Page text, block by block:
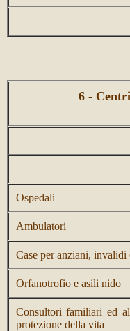
6 -
Ospedali
Ambulatori
Case per anziani, invalidi
Orfanotrofio e asili nido
Consultori familiari ed
protezione della vita